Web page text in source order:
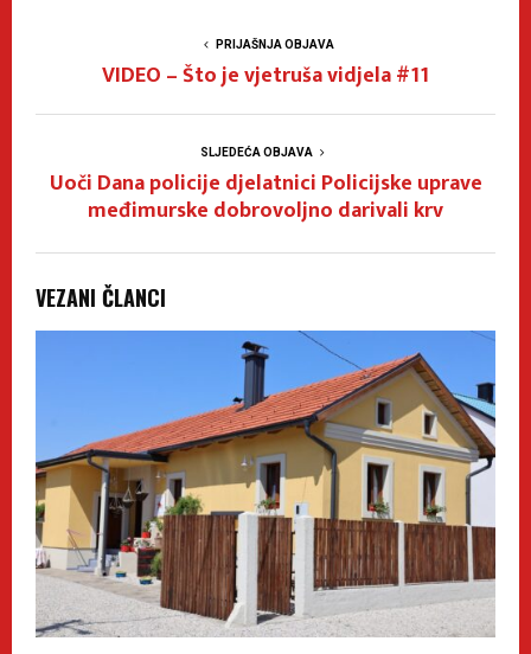
PRIJAŠNJA OBJAVA
VIDEO – Što je vjetruša vidjela #11
SLJEDEĆA OBJAVA
Uoči Dana policije djelatnici Policijske uprave
međimurske dobrovoljno darivali krv
VEZANI ČLANCI